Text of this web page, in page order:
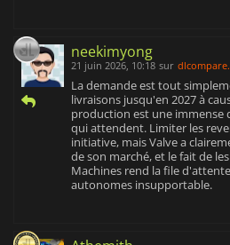
neekimyong
21 juin 2026, 10:18 sur
La demande est tout
livraisons jusqu'en 2027 à
production est une immense
qui attendent. Limiter les
initiative, mais Valve a
de son marché, et le fait de
Machines rend la file
autonomes insupportable.